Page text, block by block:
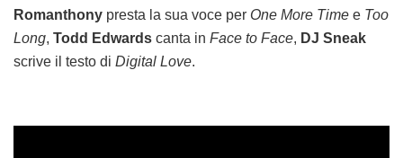
Romanthony presta la sua voce per One More Time e Too
Long, Todd Edwards canta in Face to Face, DJ Sneak
scrive il testo di Digital Love.